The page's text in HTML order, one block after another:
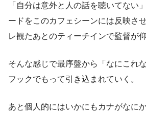
「自分は意外と人の話を聴いてない
ードをこのカフェシーンには反映さ
レ観たあとのティーチインで監督が
そんな感じで最序盤から「なにこれ
フックでもって引き込まれていく。
あと個人的にはいかにもカナがなに